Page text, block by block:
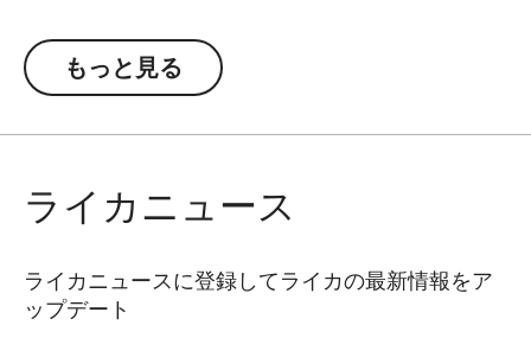
ョンアイテムとしてもご活用いただけます。タイ
ムレスな2つのデザインを用意: 赤のクラシックな
もっと見る
ライカニュース
ライカニュースに登録してライカの最新情報をア
ップデート